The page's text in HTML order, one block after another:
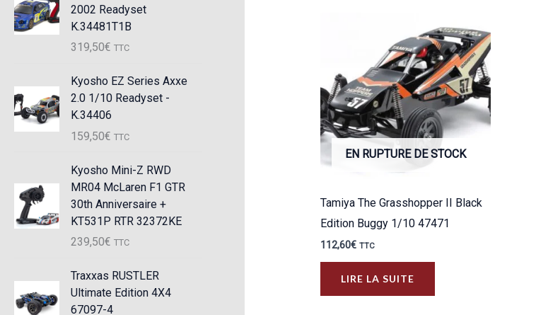
2002 Readyset
K.34481T1B
319,50€ TTC
Kyosho EZ Series Axxe
2.0 1/10 Readyset -
K.34406
159,50€ TTC
Kyosho Mini-Z RWD
MR04 McLaren F1 GTR
30th Anniversaire +
KT531P RTR 32372KE
239,50€ TTC
Traxxas RUSTLER
Ultimate Edition 4X4
67097-4
EN RUPTURE DE STOCK
Tamiya The Grasshopper II Black
Edition Buggy 1/10 47471
112,60€ TTC
LIRE LA SUITE